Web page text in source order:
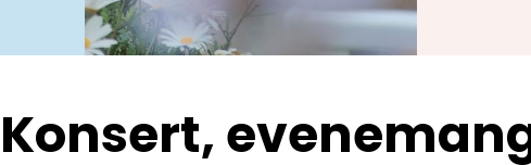
Konsert,